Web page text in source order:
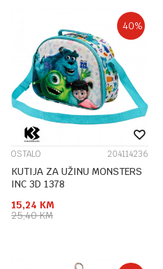
40%
OSTALO 204114236
KUTIJA ZA UŽINU MONSTERS
INC 3D 1378
15,24 KM
25,40KM